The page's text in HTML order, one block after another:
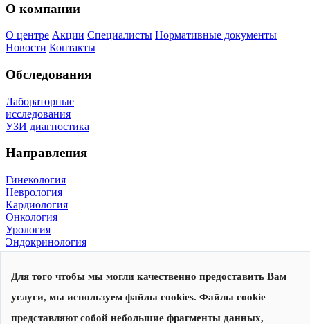
О компании
О центре Акции Специалисты Нормативные документы
Новости Контакты
Обследования
Лабораторные
исследования
УЗИ диагностика
Направления
Гинекология
Неврология
Кардиология
Онкология
Урология
Эндокринология
Офтальмология
© 2026, Центр современной медицины
согласие на обработку
персональных данных
Сделано в
Для того чтобы мы могли качественно предоставить Вам
услуги, мы используем файлы cookies. Файлы cookie
представляют собой небольшие фрагменты данных,